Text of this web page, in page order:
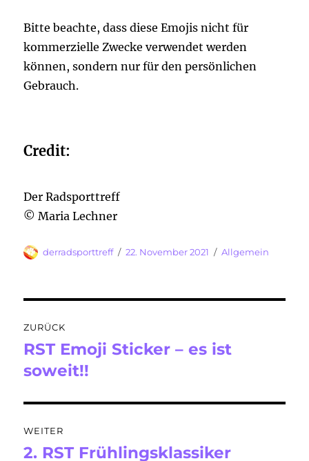
Bitte beachte, dass diese Emojis nicht für
kommerzielle Zwecke verwendet werden
können, sondern nur für den persönlichen
Gebrauch.
Credit:
Der Radsporttreff
© Maria Lechner
Autor
derradsporttreff
Veröffentlicht
22. November 2021 Kategorien
Allgemein
ZURÜCK
Vorheriger
Beitrag:
RST Emoji Sticker – es ist
soweit!!
WEITER
Nächster
2. RST Frühlingsklassiker